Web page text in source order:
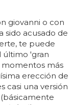
giovanni o con
sido acusado de
te puede
último 'gran
momentos más
erección de
casi una versión